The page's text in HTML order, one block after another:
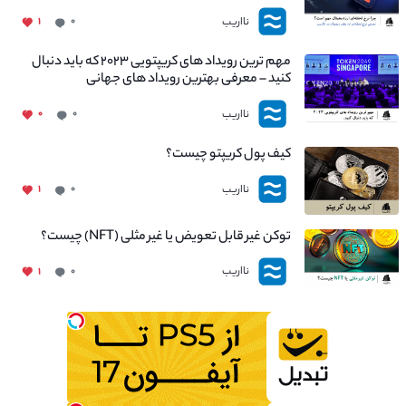
نااریب ۰ ۱
مهم ترین رویداد های کریپتویی ۲۰۲۳ که باید دنبال
کنید – معرفی بهترین رویداد های جهانی
نااریب ۰ ۰
کیف پول کریپتو چیست؟
نااریب ۰ ۱
توکن غیر قابل تعویض یا غیر مثلی (NFT) چیست؟
نااریب ۰ ۱